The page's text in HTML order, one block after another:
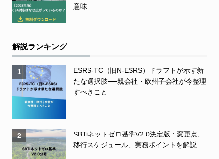
意味 ―
解説ランキング
1
ESRS-TC（旧N-ESRS）ドラフトが示す新
たな選択肢──親会社・欧州子会社が今整理
すべきこと
2
SBTiネットゼロ基準V2.0決定版：変更点、
移行スケジュール、実務ポイントを解説